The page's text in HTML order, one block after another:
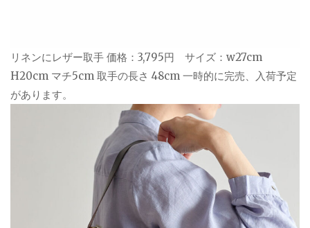
リネンにレザー取手 価格：3,795円 サイズ：w27cm
H20cm マチ5cm 取手の長さ 48cm 一時的に完売、入荷予定
があります。